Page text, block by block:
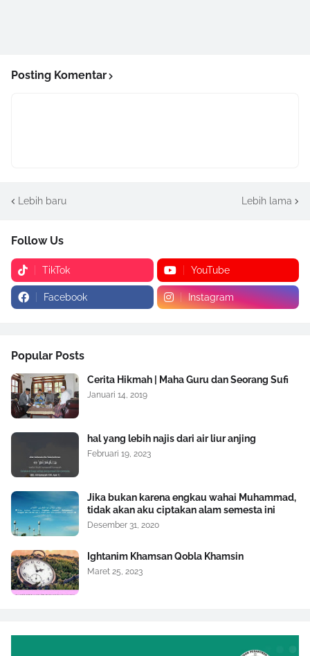
Posting Komentar
Lebih baru Lebih lama
Follow Us
TikTok YouTube
Facebook Instagram
Popular Posts
Cerita Hikmah | Maha Guru dan Seorang Sufi
Januari 14, 2019
hal yang lebih najis dari air liur anjing
Februari 19, 2023
Jika bukan karena engkau wahai Muhammad,
tidak akan aku ciptakan alam semesta ini
Desember 31, 2020
Ightanim Khamsan Qobla Khamsin
Maret 25, 2023